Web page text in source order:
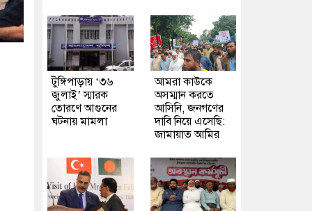
টুঙ্গিপাড়ায় ‘৩৬
জুলাই’ স্মারক
তোরণে আগুনের
ঘটনায় মামলা
আমরা কাউকে
অসম্মান করতে
আসিনি, জনগণের
দাবি নিয়ে এসেছি:
জামায়াত আমির